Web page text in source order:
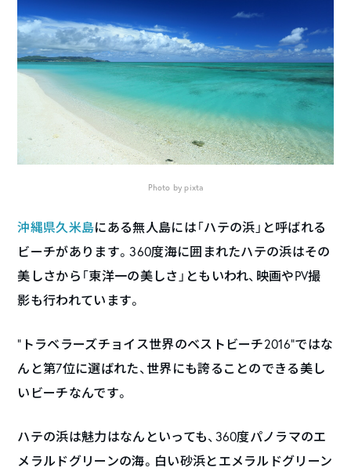
Photo by pixta
沖縄県久米島にある無人島には「ハテの浜」と呼ばれる
ビーチがあります。360度海に囲まれたハテの浜はその
美しさから「東洋一の美しさ」ともいわれ、映画やPV撮
影も行われています。
“トラベラーズチョイス世界のベストビーチ2016”ではな
んと第7位に選ばれた、世界にも誇ることのできる美し
いビーチなんです。
ハテの浜は魅力はなんといっても、360度パノラマのエ
メラルドグリーンの海。白い砂浜とエメラルドグリーン